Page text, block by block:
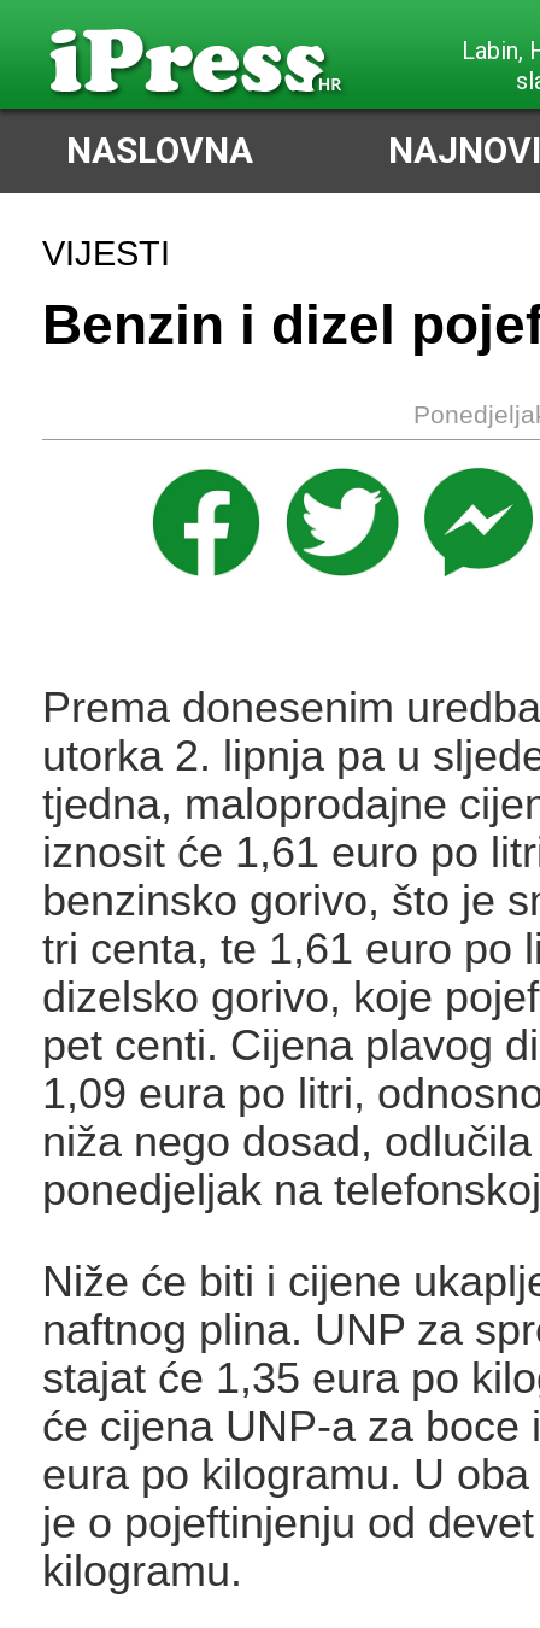
Labin,
NASLOVNA
VIJESTI
Benzin i dizel
Prema donesenim
utorka 2. lipnja pa u
tjedna, maloprodajne
iznosit će 1,61 euro po
benzinsko gorivo, što je
tri centa, te 1,61 euro po
dizelsko gorivo, koje
pet centi. Cijena plavog
1,09 eura po litri,
niža nego dosad,
ponedjeljak na
Niže će biti i cijene
naftnog plina. UNP za
stajat će 1,35 eura po
će cijena UNP-a za boce
eura po kilogramu. U
je o pojeftinjenju od
kilogramu.